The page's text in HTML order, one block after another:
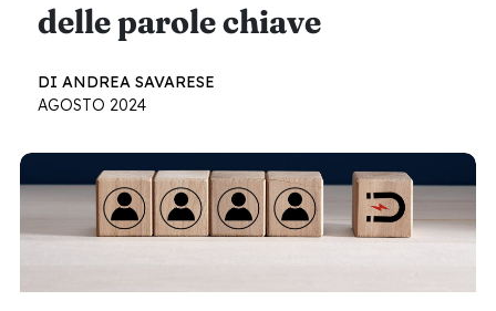
delle parole chiave
DI ANDREA SAVARESE
AGOSTO 2024